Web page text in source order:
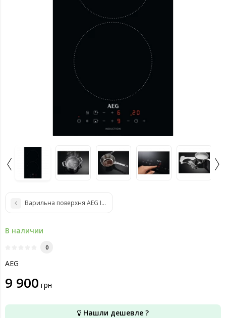
Варильна поверхня AEG ITE42600KB
В наличии
0
AEG
9 900 грн
Нашли дешевле ?